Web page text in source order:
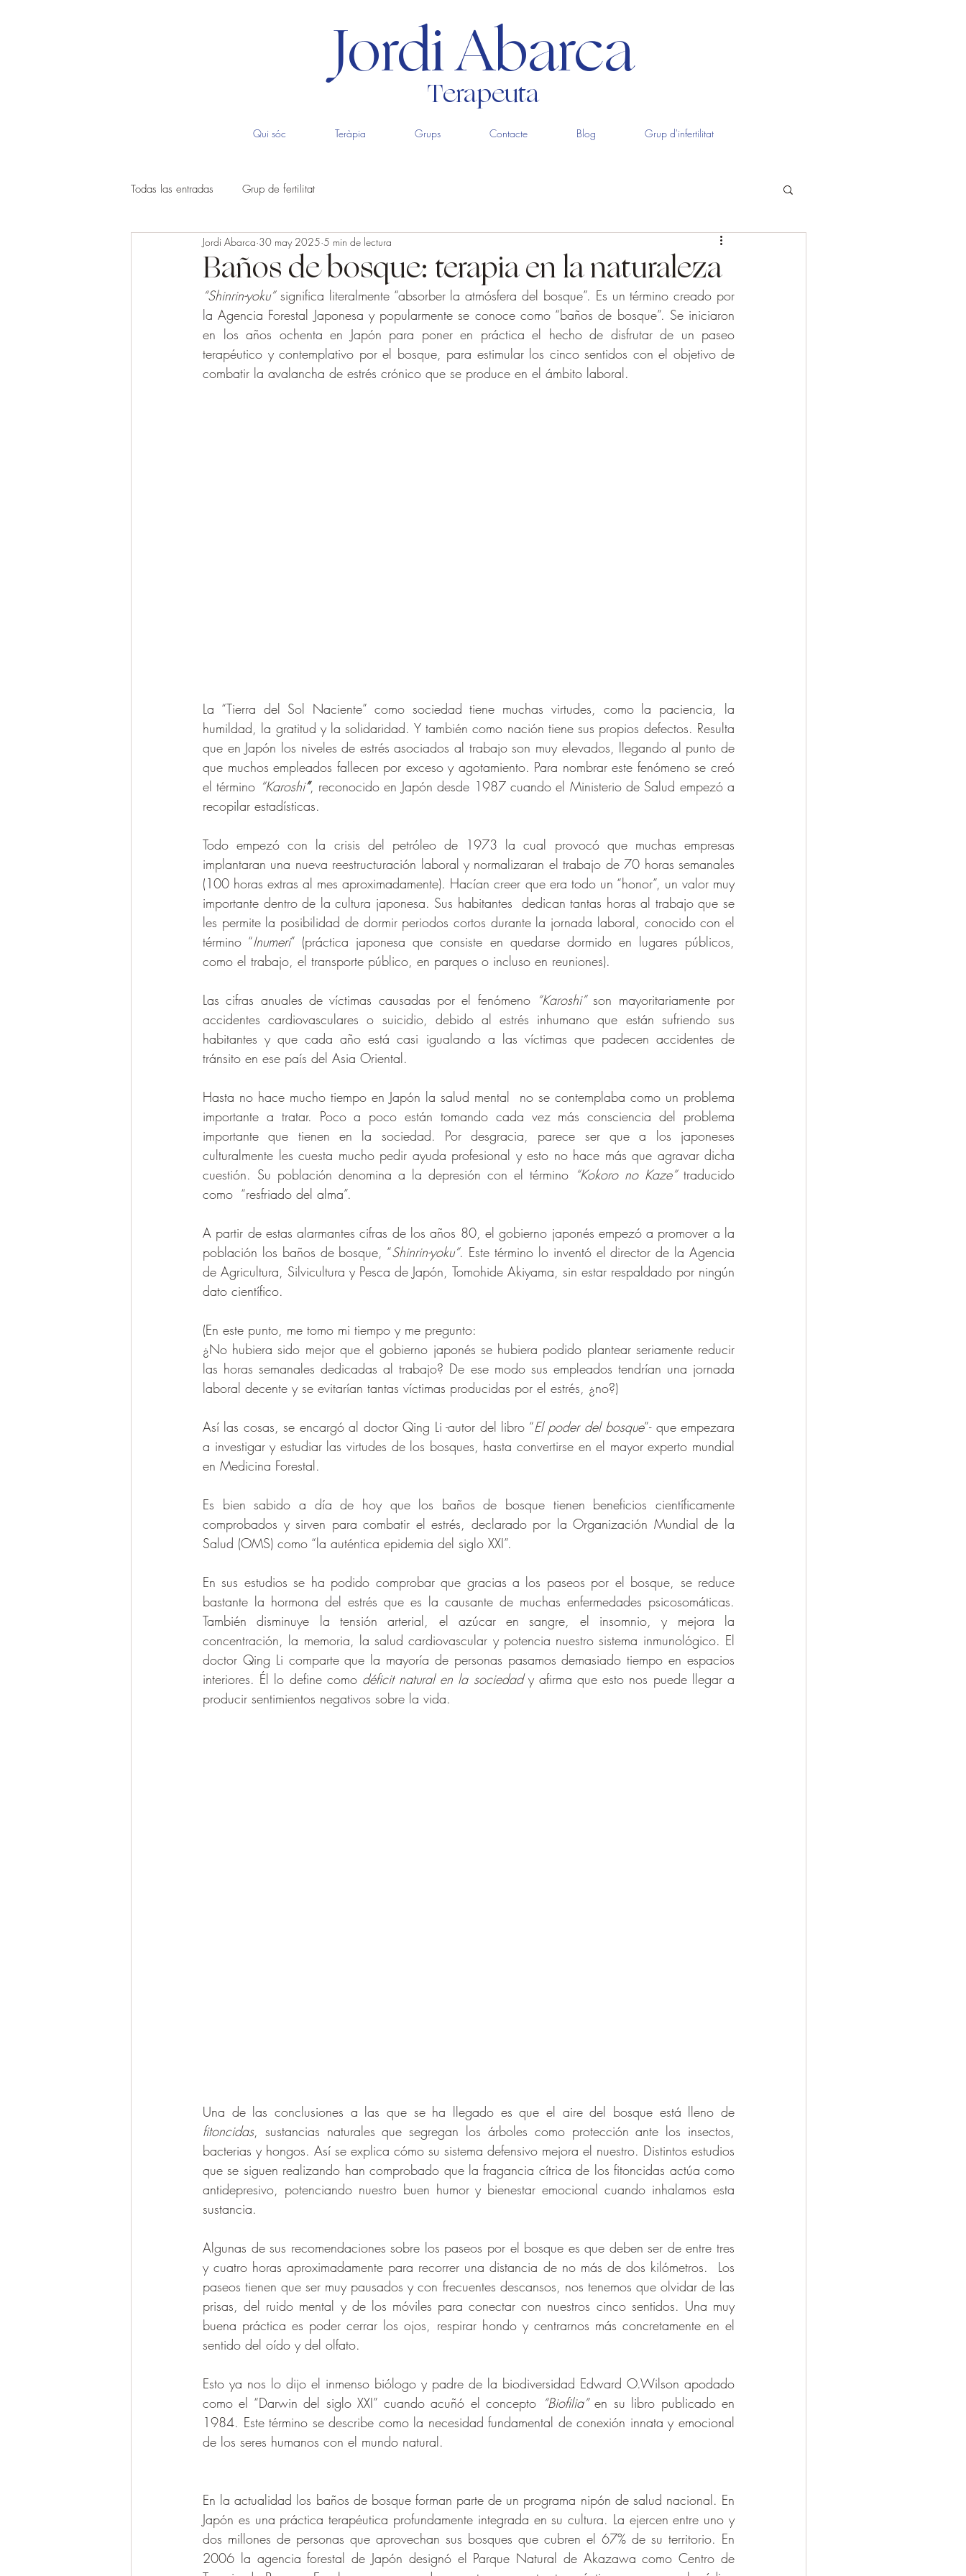
Jordi Abarca
Terapeuta
Qui sóc Teràpia Grups Contacte Blog Grup d'infertilitat
Todas las entradas Grup de fertilitat
Baños de bosque: terapia en la naturaleza
Jordi Abarca 30 may 2025 5 min de lectura
“Shinrin-yoku” significa literalmente “absorber la atmósfera del bosque”. Es un término creado por
la Agencia Forestal Japonesa y popularmente se conoce como “baños de bosque”. Se iniciaron
en los años ochenta en Japón para poner en práctica el hecho de disfrutar de un paseo
terapéutico y contemplativo por el bosque, para estimular los cinco sentidos con el objetivo de
combatir la avalancha de estrés crónico que se produce en el ámbito laboral.
La “Tierra del Sol Naciente” como sociedad tiene muchas virtudes, como la paciencia, la
humildad, la gratitud y la solidaridad. Y también como nación tiene sus propios defectos. Resulta
que en Japón los niveles de estrés asociados al trabajo son muy elevados, llegando al punto de
que muchos empleados fallecen por exceso y agotamiento. Para nombrar este fenómeno se creó
el término “Karoshi”, reconocido en Japón desde 1987 cuando el Ministerio de Salud empezó a
recopilar estadísticas.
Todo empezó con la crisis del petróleo de 1973 la cual provocó que muchas empresas
implantaran una nueva reestructuración laboral y normalizaran el trabajo de 70 horas semanales
(100 horas extras al mes aproximadamente). Hacían creer que era todo un “honor”, un valor muy
importante dentro de la cultura japonesa. Sus habitantes  dedican tantas horas al trabajo que se
les permite la posibilidad de dormir periodos cortos durante la jornada laboral, conocido con el
término “Inumeri” (práctica japonesa que consiste en quedarse dormido en lugares públicos,
como el trabajo, el transporte público, en parques o incluso en reuniones).
Las cifras anuales de víctimas causadas por el fenómeno “Karoshi” son mayoritariamente por
accidentes cardiovasculares o suicidio, debido al estrés inhumano que están sufriendo sus
habitantes y que cada año está casi igualando a las víctimas que padecen accidentes de
tránsito en ese país del Asia Oriental.
Hasta no hace mucho tiempo en Japón la salud mental  no se contemplaba como un problema
importante a tratar. Poco a poco están tomando cada vez más consciencia del problema
importante que tienen en la sociedad. Por desgracia, parece ser que a los japoneses
culturalmente les cuesta mucho pedir ayuda profesional y esto no hace más que agravar dicha
cuestión. Su población denomina a la depresión con el término “Kokoro no Kaze” traducido
como  “resfriado del alma”.
A partir de estas alarmantes cifras de los años 80, el gobierno japonés empezó a promover a la
población los baños de bosque, “Shinrin-yoku”. Este término lo inventó el director de la Agencia
de Agricultura, Silvicultura y Pesca de Japón, Tomohide Akiyama, sin estar respaldado por ningún
dato científico.
(En este punto, me tomo mi tiempo y me pregunto:
¿No hubiera sido mejor que el gobierno japonés se hubiera podido plantear seriamente reducir
las horas semanales dedicadas al trabajo? De ese modo sus empleados tendrían una jornada
laboral decente y se evitarían tantas víctimas producidas por el estrés, ¿no?)
Así las cosas, se encargó al doctor Qing Li -autor del libro “El poder del bosque”- que empezara
a investigar y estudiar las virtudes de los bosques, hasta convertirse en el mayor experto mundial
en Medicina Forestal.
Es bien sabido a día de hoy que los baños de bosque tienen beneficios científicamente
comprobados y sirven para combatir el estrés, declarado por la Organización Mundial de la
Salud (OMS) como “la auténtica epidemia del siglo XXI”.
En sus estudios se ha podido comprobar que gracias a los paseos por el bosque, se reduce
bastante la hormona del estrés que es la causante de muchas enfermedades psicosomáticas.
También disminuye la tensión arterial, el azúcar en sangre, el insomnio, y mejora la
concentración, la memoria, la salud cardiovascular y potencia nuestro sistema inmunológico. El
doctor Qing Li comparte que la mayoría de personas pasamos demasiado tiempo en espacios
interiores. Él lo define como déficit natural en la sociedad y afirma que esto nos puede llegar a
producir sentimientos negativos sobre la vida.
fitoncidas, sustancias naturales que segregan los árboles como protección ante los insectos,
bacterias y hongos. Así se explica cómo su sistema defensivo mejora el nuestro. Distintos estudios
que se siguen realizando han comprobado que la fragancia cítrica de los fitoncidas actúa como
antidepresivo, potenciando nuestro buen humor y bienestar emocional cuando inhalamos esta
sustancia.
Algunas de sus recomendaciones sobre los paseos por el bosque es que deben ser de entre tres
y cuatro horas aproximadamente para recorrer una distancia de no más de dos kilómetros.  Los
paseos tienen que ser muy pausados y con frecuentes descansos, nos tenemos que olvidar de las
prisas, del ruido mental y de los móviles para conectar con nuestros cinco sentidos. Una muy
buena práctica es poder cerrar los ojos, respirar hondo y centrarnos más concretamente en el
sentido del oído y del olfato.
Esto ya nos lo dijo el inmenso biólogo y padre de la biodiversidad Edward O.Wilson apodado
como el “Darwin del siglo XXI” cuando acuñó el concepto “Biofilia” en su libro publicado en
1984. Este término se describe como la necesidad fundamental de conexión innata y emocional
de los seres humanos con el mundo natural.
En la actualidad los baños de bosque forman parte de un programa nipón de salud nacional. En
Japón es una práctica terapéutica profundamente integrada en su cultura. La ejercen entre uno y
dos millones de personas que aprovechan sus bosques que cubren el 67% de su territorio. En
2006 la agencia forestal de Japón designó el Parque Natural de Akazawa como Centro de